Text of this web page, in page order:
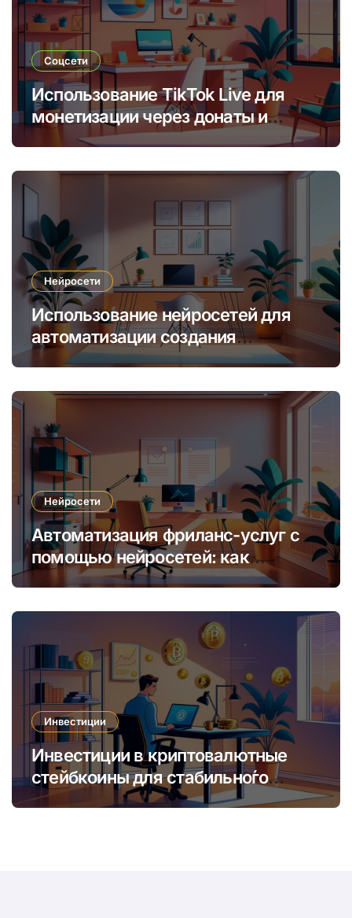
Соцсети
Использование TikTok Live для
монетизации через донаты и
платные подписки
Нейросети
Использование нейросетей для
автоматизации создания
уникальных интернет-курсов и
Нейросети
Автоматизация фриланс-услуг с
помощью нейросетей: как
увеличить доход и сократить
Инвестиции
Инвестиции в криптовалютные
стейбкоины для стабильно́го
онлайн-заработка в условиях